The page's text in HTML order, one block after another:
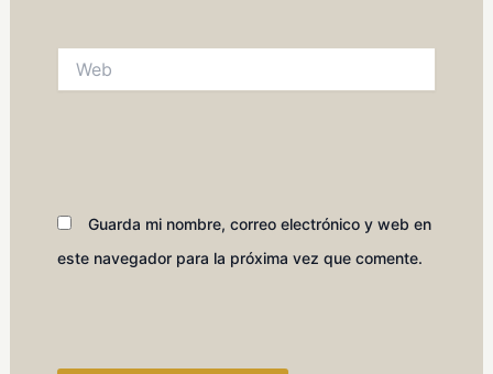
Guarda mi nombre, correo electrónico y web en
este navegador para la próxima vez que comente.